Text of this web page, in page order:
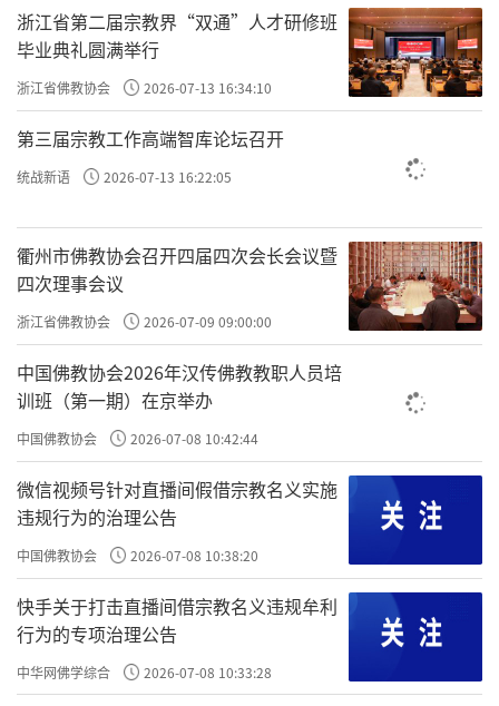
三参法师讲过一个发生在自己身上的故事：
有一次我洗手的时候，看到水斗里有一只
小虫，我把它撩到一边。因为小虫一旦被冲到
下水道，它要从阴暗的下水道爬上来，那比爬
几十层楼还要难，几乎没有生还的可能。
我们学佛的人不能麻木到因为一个生命的
弱小而漠视它。就是连洗手盆内的虫，我们都
要尽量找办法救它出来。那天我忽然产生这样
一种思维，如果我们不去救水里的这只虫，因
为我们的鲁莽，它被冲到阴暗的角落里了，我
们对它的生死漠不关心，这样的人能见到观世
音菩萨吗？
浙江省第二届宗教界“双通”人才研修班
毕业典礼圆满举行
浙江省佛教协会 2026-07-13 16:34:10
第三届宗教工作高端智库论坛召开
统战新语 2026-07-13 16:22:05
衢州市佛教协会召开四届四次会长会议暨
四次理事会议
浙江省佛教协会 2026-07-09 09:00:00
中国佛教协会2026年汉传佛教教职人员培
训班（第一期）在京举办
中国佛教协会 2026-07-08 10:42:44
微信视频号针对直播间假借宗教名义实施
违规行为的治理公告
中国佛教协会 2026-07-08 10:38:20
快手关于打击直播间借宗教名义违规牟利
行为的专项治理公告
中华网佛学综合 2026-07-08 10:33:28